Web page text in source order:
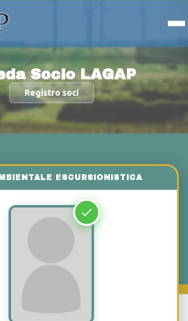
Socio LAGAP
Registro soci